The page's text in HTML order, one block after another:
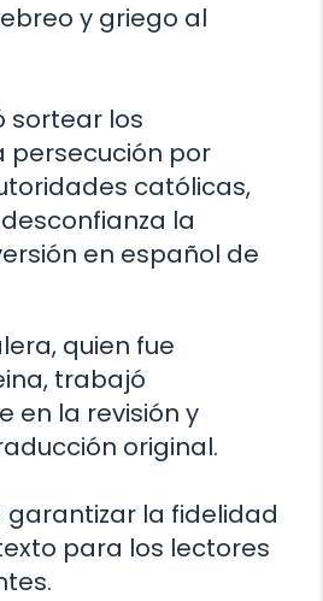
y griego al
sortear los
persecución por
católicas,
la
en español de
quien fue
trabajó
en la revisión y
original.
garantizar la fidelidad
para los lectores